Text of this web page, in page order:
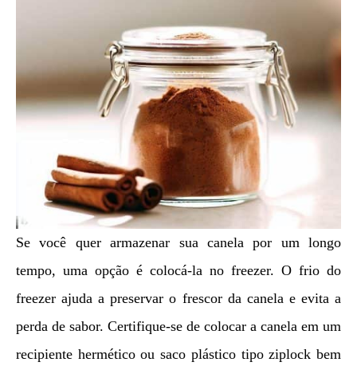
Se você quer armazenar sua canela por um longo
tempo, uma opção é colocá-la no freezer. O frio do
freezer ajuda a preservar o frescor da canela e evita a
perda de sabor. Certifique-se de colocar a canela em um
recipiente hermético ou saco plástico tipo ziplock bem